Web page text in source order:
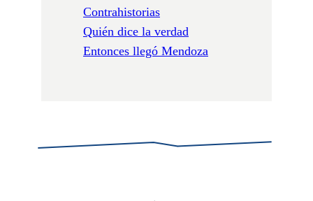
Contrahistorias
Quién dice la verdad
Entonces llegó Mendoza